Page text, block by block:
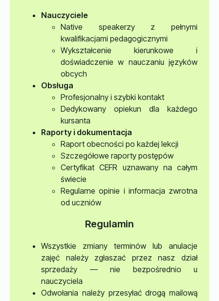
Nauczyciele
Native speakerzy z pełnymi
kwalifikacjami pedagogicznymi
Wykształcenie kierunkowe i
doświadczenie w nauczaniu języków
obcych
Obsługa
Profesjonalny i szybki kontakt
Dedykowany opiekun dla każdego
kursanta
Raporty i dokumentacja
Raport obecności po każdej lekcji
Szczegółowe raporty postępów
Certyfikat CEFR uznawany na całym
świecie
Regularne opinie i informacja zwrotna
od uczniów
Regulamin
Wszystkie zmiany terminów lub anulacje
zajęć należy zgłaszać przez nasz dział
sprzedaży — nie bezpośrednio u
nauczyciela
Odwołania należy przesyłać drogą mailową